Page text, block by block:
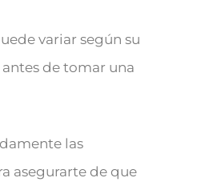
variar según su
de tomar una
las
asegurarte de que